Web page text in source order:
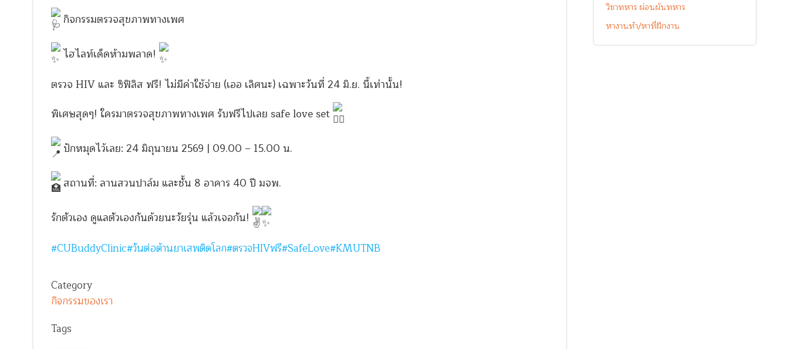
กิจกรรมตรวจสุขภาพทางเพศ
ไฮไลท์เด็ดห้ามพลาด!
ตรวจ HIV และ ซิฟิลิส ฟรี! ไม่มีค่าใช้จ่าย (เออ เลิศนะ) เฉพาะวันที่ 24 มิ.ย. นี้เท่านั้น!
พิเศษสุดๆ! ใครมาตรวจสุขภาพทางเพศ รับฟรีไปเลย safe love set
ปักหมุดไว้เลย: 24 มิถุนายน 2569 | 09.00 – 15.00 น.
สถานที่: ลานสวนปาล์ม และชั้น 8 อาคาร 40 ปี มจพ.
รักตัวเอง ดูแลตัวเองกันด้วยนะวัยรุ่น แล้วเจอกัน!
#CUBuddyClinic#วันต่อต้านยาเสพติดโลก#ตรวจHIVฟรี#SafeLove#KMUTNB
Category
กิจกรรมของเรา
Tags
วิชาทหาร ผ่อนผันทหาร
หางานทำ/หาที่ฝึกงาน